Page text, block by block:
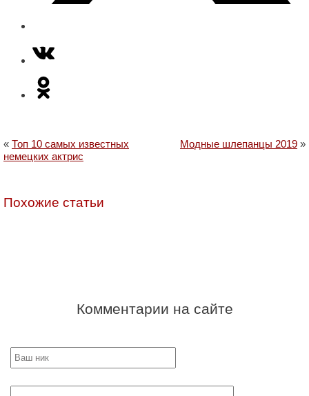
« Топ 10 самых известных
немецких актрис
Модные шлепанцы 2019 »
Похожие статьи
Комментарии на сайте